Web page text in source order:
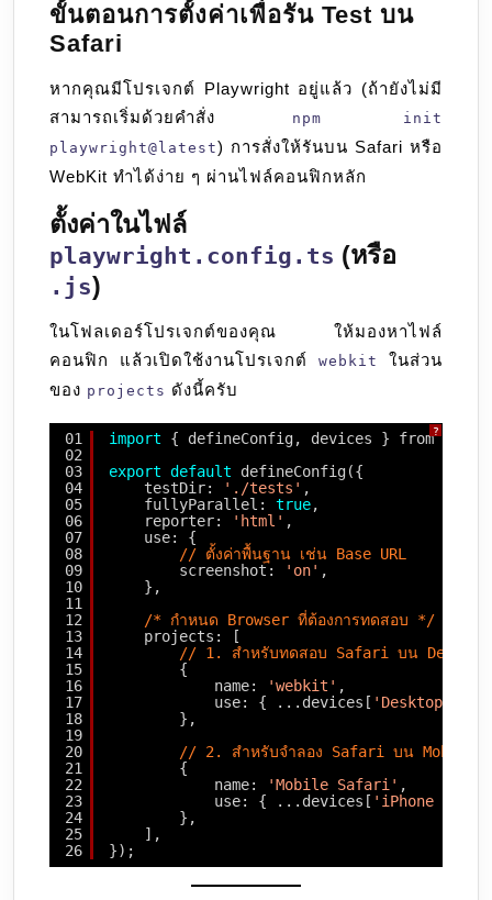
ขั้นตอนการตั้งค่าเพื่อรัน Test บน
Safari
หากคุณมีโปรเจกต์ Playwright อยู่แล้ว (ถ้ายังไม่มี
สามารถเริ่มด้วยคำสั่ง
npm init
playwright@latest) การสั่งให้รันบน Safari หรือ
WebKit ทำได้ง่าย ๆ ผ่านไฟล์คอนฟิกหลัก
ตั้งค่าในไฟล์
playwright.config.ts (หรือ
.js)
ในโฟลเดอร์โปรเจกต์ของคุณ ให้มองหาไฟล์
คอนฟิก แล้วเปิดใช้งานโปรเจกต์ webkit
ในส่วน
ของ projects ดังนี้ครับ
?
01
02
03
04
05
06
07
08
09
10
11
12
13
14
15
16
17
18
19
20
21
22
23
24
25
26
import { defineConfig, devices } from
export default
defineConfig({
testDir:
'./tests' ,
fullyParallel: true,
reporter:
'html' ,
use: {
// ตั้งค่าพื้นฐาน เช่น Base URL
screenshot:
'on' ,
},
/* กำหนด Browser ที่ต้องการทดสอบ */
projects: [
// 1. สำหรับทดสอบ Safari บน Desktop
{
name:
'webkit' ,
use: { ...devices[ 'Desktop
},
// 2. สำหรับจำลอง Safari บน Mobile
{
name:
'Mobile Safari' ,
use: { ...devices[ 'iPhone 14'
},
],
});